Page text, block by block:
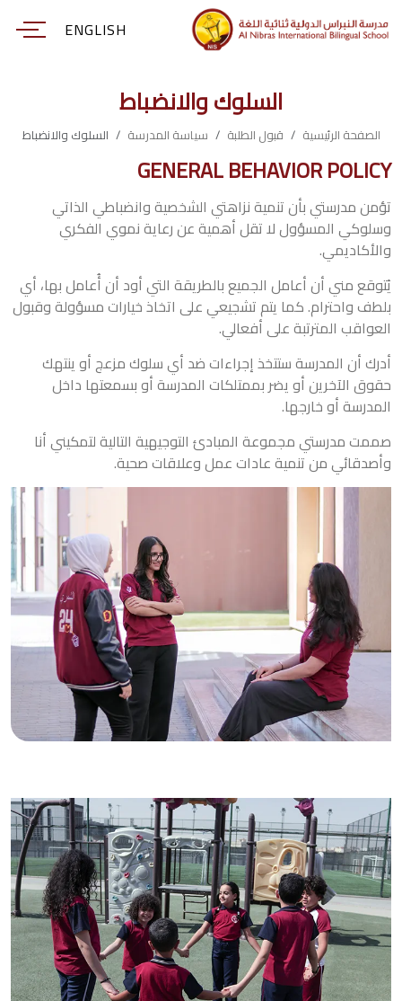
ENGLISH
السلوك والانضباط
الصفحة الرئيسية قبول الطلبة سياسة المدرسة السلوك والانضباط
GENERAL BEHAVIOR POLICY
تؤمن مدرستي بأن تنمية نزاهتي الشخصية وانضباطي الذاتي
وسلوكي المسؤول لا تقل أهمية عن رعاية نموي الفكري
والأكاديمي.
يُتوقع مني أن أعامل الجميع بالطريقة التي أود أن أُعامل بها، أي
بلطف واحترام. كما يتم تشجيعي على اتخاذ خيارات مسؤولة وقبول
العواقب المترتبة على أفعالي.
أدرك أن المدرسة ستتخذ إجراءات ضد أي سلوك مزعج أو ينتهك
حقوق الآخرين أو يضر بممتلكات المدرسة أو بسمعتها داخل
المدرسة أو خارجها.
صممت مدرستي مجموعة المبادئ التوجيهية التالية لتمكيني أنا
وأصدقائي من تنمية عادات عمل وعلاقات صحية.